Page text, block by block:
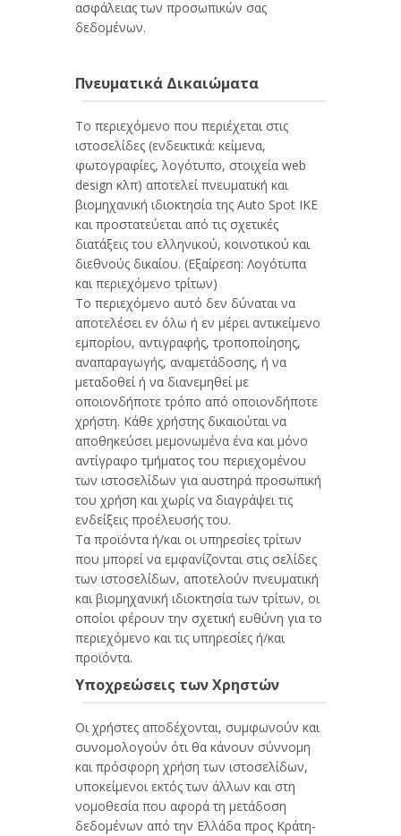
ασφάλειας των προσωπικών σας
δεδομένων.
Πνευματικά Δικαιώματα
Tο περιεχόμενο που περιέχεται στις
ιστοσελίδες (ενδεικτικά: κείμενα,
φωτογραφίες, λογότυπο, στοιχεία web
design κλπ) αποτελεί πνευματική και
βιομηχανική ιδιοκτησία της Auto Spot IKE
και προστατεύεται από τις σχετικές
διατάξεις του ελληνικού, κοινοτικού και
διεθνούς δικαίου. (Εξαίρεση: Λογότυπα
και περιεχόμενο τρίτων)
Το περιεχόμενο αυτό δεν δύναται να
αποτελέσει εν όλω ή εν μέρει αντικείμενο
εμπορίου, αντιγραφής, τροποποίησης,
αναπαραγωγής, αναμετάδοσης, ή να
μεταδοθεί ή να διανεμηθεί με
οποιονδήποτε τρόπο από οποιονδήποτε
χρήστη. Κάθε χρήστης δικαιούται να
αποθηκεύσει μεμονωμένα ένα και μόνο
αντίγραφο τμήματος του περιεχομένου
των ιστοσελίδων για αυστηρά προσωπική
του χρήση και χωρίς να διαγράψει τις
ενδείξεις προέλευσής του.
Τα προϊόντα ή/και οι υπηρεσίες τρίτων
που μπορεί να εμφανίζονται στις σελίδες
των ιστοσελίδων, αποτελούν πνευματική
και βιομηχανική ιδιοκτησία των τρίτων, οι
οποίοι φέρουν την σχετική ευθύνη για το
περιεχόμενο και τις υπηρεσίες ή/και
προϊόντα.
Υποχρεώσεις των Χρηστών
Οι χρήστες αποδέχονται, συμφωνούν και
συνομολογούν ότι θα κάνουν σύννομη
και πρόσφορη χρήση των ιστοσελίδων,
υποκείμενοι εκτός των άλλων και στη
νομοθεσία που αφορά τη μετάδοση
δεδομένων από την Ελλάδα προς Κράτη-